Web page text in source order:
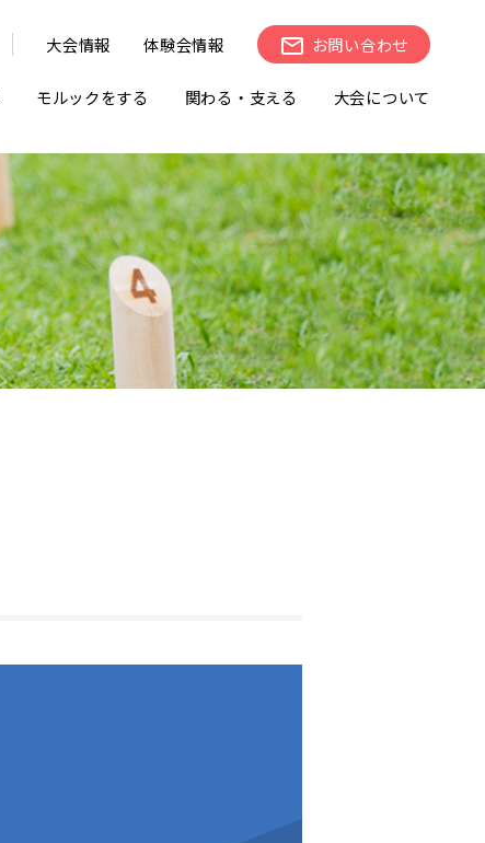
大会情報 体験会情報 お問い合わせ
モルックをする 関わる・支える 大会について